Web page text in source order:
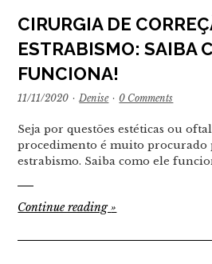
CIRURGIA DE
ESTRABISMO: SAIBA
FUNCIONA!
11/11/2020 · Denise · 0 Comments
Seja por questões estéticas ou
procedimento é muito procurado
estrabismo. Saiba como ele
Continue reading»